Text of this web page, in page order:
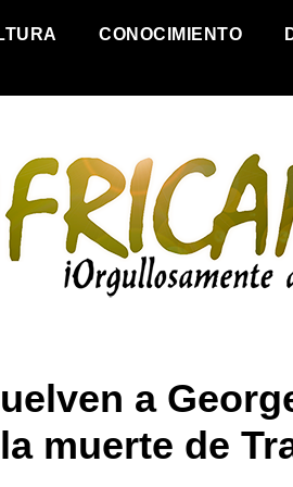
CONOCIMIENTO
a
muerte de